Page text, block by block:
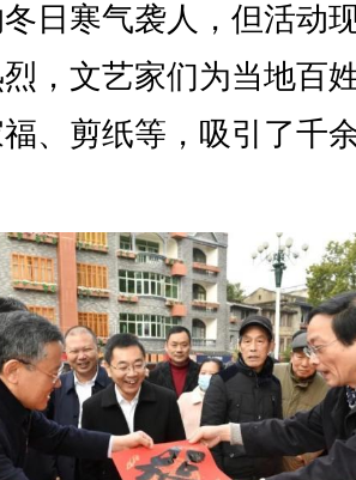
寒气袭人，但活动
，文艺家们为当地百
、剪纸等，吸引了千